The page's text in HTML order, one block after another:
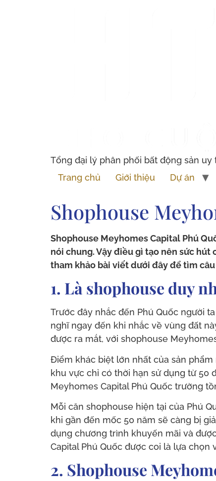
Tổng đại lý phân phối bất động sản uy
Trang chủ
Giới thiệu Dự án
Shophouse
Shophouse Meyhomes Capital Phú
nói chung. Vậy điều gì tạo nên sức
tham khảo bài viết dưới đây để tìm
1. Là shophouse duy
Trước đây nhắc đến Phú Quốc người
nghĩ ngay đến khi nhắc về vùng đất
được ra mắt, với shophouse
Điểm khác biệt lớn nhất của sản
khu vực chỉ có thời hạn sử dụng từ 50
Meyhomes Capital Phú Quốc trường
Mỗi căn shophouse hiện tại của Phú
khi gần đến mốc 50 năm sẽ càng bị
dụng chương trình khuyến mãi và
Capital Phú Quốc được coi là lựa
2. Shophouse